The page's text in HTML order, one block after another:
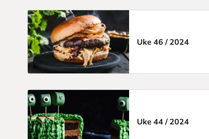
Uke 46 / 2024
Uke 44 / 2024